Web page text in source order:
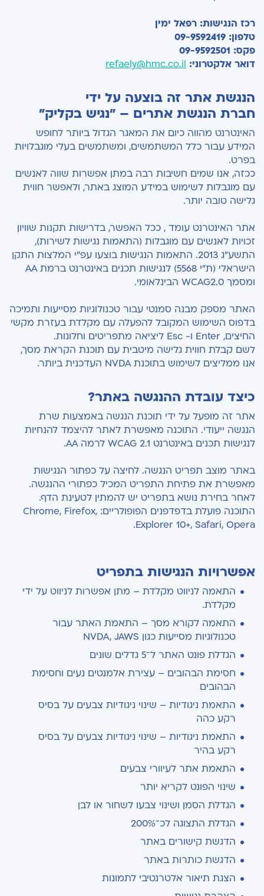
רכז הנגישות: רפאל ימין
טלפון: 09-9592419
פקס: 09-9592501
דואר אלקטרוני: refaely@hmc.co.il
הנגשת אתר זה בוצעה על ידי
חברת הנגשת אתרים – "נגיש בקליק"
האינטרנט מהווה כיום את המאגר הגדול ביותר לחופש
המידע עבור כלל המשתמשים, ומשתמשים בעלי מוגבלויות
בפרט.
ככזה, אנו שמים חשיבות רבה במתן אפשרות שווה לאנשים
עם מוגבלות לשימוש במידע המוצג באתר, ולאפשר חווית
גלישה טובה יותר.
אתר האינטרנט עומד , ככל האפשר, בדרישות תקנות שוויון
זכויות לאנשים עם מוגבלות (התאמות נגישות לשירות),
התשע"ג 2013. התאמות הנגישות בוצעו עפ"י המלצות התקן
הישראלי (ת"י 5568) לנגישות תכנים באינטרנט ברמת AA
ומסמך WCAG2.0 הבינלאומי.
האתר מספק מבנה סמנטי עבור טכנולוגיות מסייעות ותמיכה
בדפוס השימוש המקובל להפעלה עם מקלדת בעזרת מקשי
החיצים, Enter ו- Esc ליציאה מתפריטים וחלונות.
לשם קבלת חווית גלישה מיטבית עם תוכנת הקראת מסך,
אנו ממליצים לשימוש בתוכנת NVDA העדכנית ביותר.
כיצד עובדת ההנגשה באתר?
אתר זה מופעל על ידי תוכנת הנגשה באמצעות שרת
הנגשה ייעודי. התוכנה מאפשרת לאתר להיצמד להנחיות
לנגישות תכנים באינטרנט WCAG 2.1 לרמה AA.
באתר מוצב תפריט הנגשה. לחיצה על כפתור הנגישות
מאפשרת את פתיחת התפריט המכיל כפתורי ההנגשה.
לאחר בחירת נושא בתפריט יש להמתין לטעינת הדף.
התוכנה פועלת בדפדפנים הפופולריים: Chrome, Firefox,
Explorer 10+, Safari, Opera.
אפשרויות הנגישות בתפריט
התאמה לניווט מקלדת – מתן אפשרות לניווט על ידי
מקלדת.
התאמה לקורא מסך – התאמת האתר עבור
טכנולוגיות מסייעות כגון NVDA, JAWS
הגדלת פונט האתר ל־5 גדלים שונים
חסימת הבהובים – עצירת אלמנטים נעים וחסימת
הבהובים
התאמת ניגודיות – שינוי ניגודיות צבעים על בסיס
רקע כהה
התאמת ניגודיות – שינוי ניגודיות צבעים על בסיס
רקע בהיר
התאמת אתר לעיוורי צבעים
שינוי הפונט לקריא יותר
הגדלת הסמן ושינוי צבעו לשחור או לבן
הגדלת התצוגה לכ־200%
הדגשת קישורים באתר
הדגשת כותרות באתר
הצגת תיאור אלטרנטיבי לתמונות